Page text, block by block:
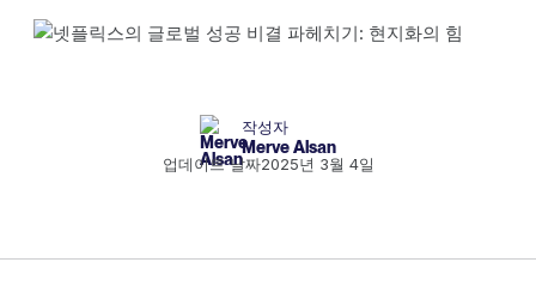
작성자
Merve Alsan
업데이트 날짜2025년 3월 4일